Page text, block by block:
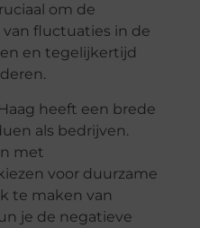
om de
fluctuaties in de
en tegelijkertijd
heeft een brede
als bedrijven.
met
voor duurzame
te maken van
je de negatieve